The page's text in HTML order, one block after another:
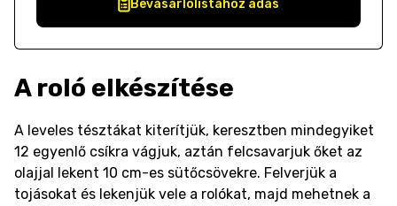
Bevásárlólistához adás
A roló elkészítése
A leveles tésztákat kiterítjük, keresztben mindegyiket
12 egyenlő csíkra vágjuk, aztán felcsavarjuk őket az
olajjal lekent 10 cm-es sütőcsövekre. Felverjük a
tojásokat és lekenjük vele a rolókat, majd mehetnek a